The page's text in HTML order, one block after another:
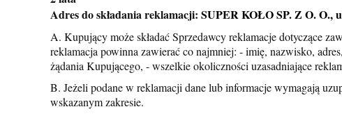
Adres do składania reklamacji: SUPER KOŁO SP. Z O. O.,
A. Kupujący może składać Sprzedawcy reklamacje dotyczące
reklamacja powinna zawierać co najmniej: - imię, nazwisko,
żądania Kupującego, - wszelkie okoliczności uzasadniające
B. Jeżeli podane w reklamacji dane lub informacje wymagają
wskazanym zakresie.